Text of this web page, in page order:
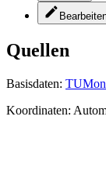
Quellen
Basisdaten:
Koordinaten: